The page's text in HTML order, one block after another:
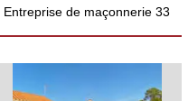
Entreprise de maçonnerie 33